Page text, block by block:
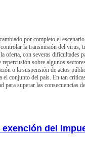
por completo el
la transmisión del virus,
oferta, con severas dificultades
sobre algunos
o la suspensión de actos
el conjunto del país. En tan
superar las consecuencias
del